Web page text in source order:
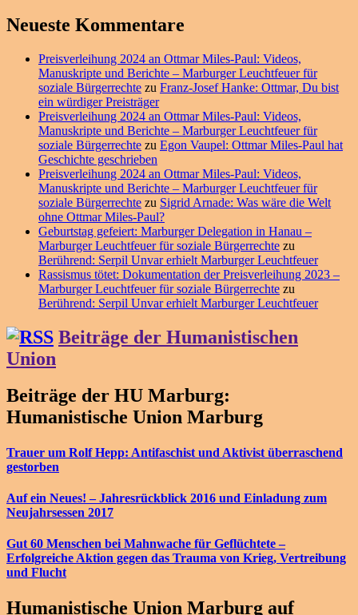
Neueste Kommentare
Preisverleihung 2024 an Ottmar Miles-Paul: Videos,
Manuskripte und Berichte – Marburger Leuchtfeuer für
soziale Bürgerrechte zu Franz-Josef Hanke: Ottmar, Du bist
ein würdiger Preisträger
Preisverleihung 2024 an Ottmar Miles-Paul: Videos,
Manuskripte und Berichte – Marburger Leuchtfeuer für
soziale Bürgerrechte zu Egon Vaupel: Ottmar Miles-Paul hat
Geschichte geschrieben
Preisverleihung 2024 an Ottmar Miles-Paul: Videos,
Manuskripte und Berichte – Marburger Leuchtfeuer für
soziale Bürgerrechte zu Sigrid Arnade: Was wäre die Welt
ohne Ottmar Miles-Paul?
Geburtstag gefeiert: Marburger Delegation in Hanau –
Marburger Leuchtfeuer für soziale Bürgerrechte zu
Berührend: Serpil Unvar erhielt Marburger Leuchtfeuer
Rassismus tötet: Dokumentation der Preisverleihung 2023 –
Marburger Leuchtfeuer für soziale Bürgerrechte zu
Berührend: Serpil Unvar erhielt Marburger Leuchtfeuer
Beiträge der Humanistischen
Union
Beiträge der HU Marburg:
Humanistische Union Marburg
Trauer um Rolf Hepp: Antifaschist und Aktivist überraschend
gestorben
Auf ein Neues! – Jahresrückblick 2016 und Einladung zum
Neujahrsessen 2017
Gut 60 Menschen bei Mahnwache für Geflüchtete –
Erfolgreiche Aktion gegen das Trauma von Krieg, Vertreibung
und Flucht
Humanistische Union Marburg auf